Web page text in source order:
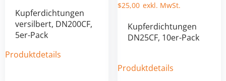
Kupferdichtungen
versilbert, DN200CF,
5er-Pack
Produktdetails
$25,00
Kupferdichtungen
DN25CF, 10er-Pack
Produktdetails